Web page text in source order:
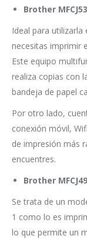
Brother
Ideal para
necesitas imprimir
Este equipo
realiza copias con
bandeja de papel
Por otro lado,
conexión móvil,
de impresión más
encuentres.
Brother
Se trata de un
1 como lo es
lo que permite un